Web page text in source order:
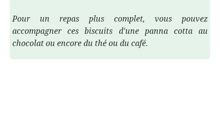
Pour un repas plus complet, vous pouvez
accompagner ces biscuits d'une panna cotta au
chocolat ou encore du thé ou du café.